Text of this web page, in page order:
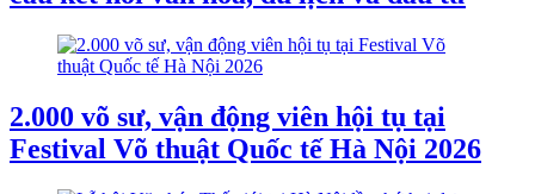
2.000 võ sư, vận động viên hội tụ tại
Festival Võ thuật Quốc tế Hà Nội 2026